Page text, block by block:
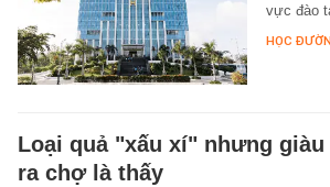
vực đào
HỌC
Loại quả "xấu xí" nhưng
ra chợ là thấy